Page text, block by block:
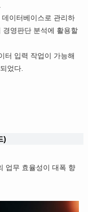
이터베이스로 관리하
경영판단 분석에 활용할
터 입력 작업이 가능해
었다.
)
업무 효율성이 대폭 향